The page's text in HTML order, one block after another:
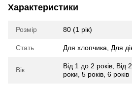
Характеристики
Розмір 80 (1 рік)
Стать Для хлопчика Для
Вік Від 1 до 2 років Від
роки 5 років 6 років